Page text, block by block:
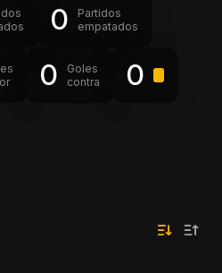
0
Partidos
empatados
0
Goles
contra
0